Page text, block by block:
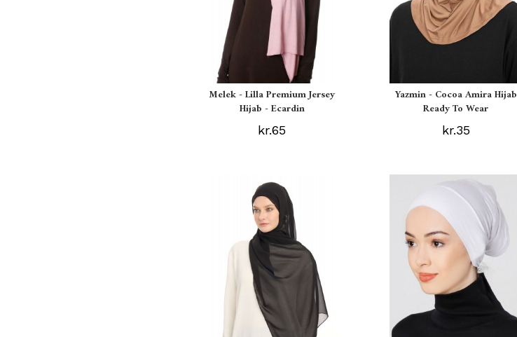
Melek - Lilla Premium Jersey
Hijab - Ecardin
kr.65
Yazmin - Cocoa Amira Hijab
Ready To Wear
kr.35